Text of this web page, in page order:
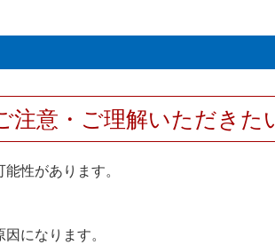
注意・ご理解いただきた
性があります。
になります。